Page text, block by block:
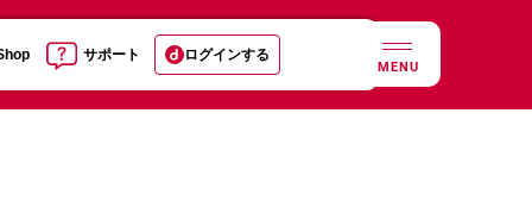
サポート ログインする
MENU